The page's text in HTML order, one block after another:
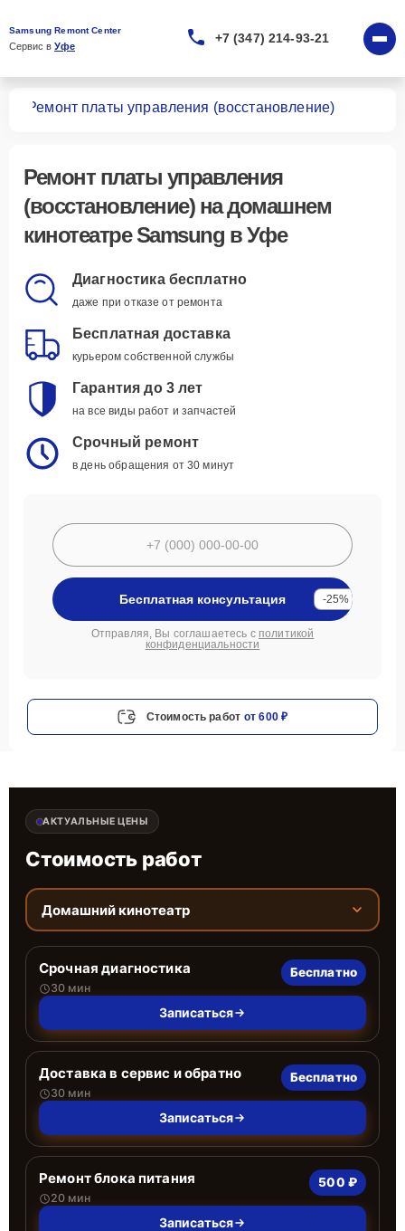
Samsung Remont Center
Сервис в Уфе
+7 (347) 214-93-21
Ремонт платы управления (восстановление)
Ремонт платы управления
(восстановление)на домашнем
кинотеатре Samsung в Уфе
Диагностика бесплатно
даже при отказе от ремонта
Бесплатная доставка
курьером собственной службы
Гарантия до 3 лет
на все виды работ и запчастей
Срочный ремонт
в день обращения от 30 минут
Бесплатная консультация -25%
Отправляя, Вы соглашаетесь с политикой
конфиденциальности
Стоимость работ от 600 ₽
АКТУАЛЬНЫЕ ЦЕНЫ
Стоимость работ
Домашний кинотеатр
Срочная диагностика
30 мин
Бесплатно
Записаться
Доставка в сервис и обратно
30 мин
Бесплатно
Записаться
Ремонт блока питания
20 мин
500 ₽
Записаться